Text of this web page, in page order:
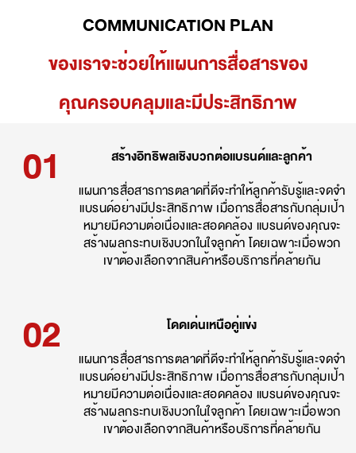
COMMUNICATION PLAN
ของเราจะช่วยให้แผนการสื่อสารของ
คุณครอบคลุมและมีประสิทธิภาพ
01
สร้างอิทธิพลเชิงบวกต่อแบรนด์และลูกค้า
แผนการสื่อสารการตลาดที่ดีจะทำให้ลูกค้ารับรู้และจดจำ
แบรนด์อย่างมีประสิทธิภาพ เมื่อการสื่อสารกับกลุ่มเป้า
หมายมีความต่อเนื่องและสอดคล้อง แบรนด์ของคุณจะ
สร้างผลกระทบเชิงบวกในใจลูกค้า โดยเฉพาะเมื่อพวก
เขาต้องเลือกจากสินค้าหรือบริการที่คล้ายกัน
โดดเด่นเหนือคู่แข่ง
แผนการสื่อสารการตลาดที่ดีจะทำให้ลูกค้ารับรู้และจดจำ
แบรนด์อย่างมีประสิทธิภาพ เมื่อการสื่อสารกับกลุ่มเป้า
หมายมีความต่อเนื่องและสอดคล้อง แบรนด์ของคุณจะ
สร้างผลกระทบเชิงบวกในใจลูกค้า โดยเฉพาะเมื่อพวก
เขาต้องเลือกจากสินค้าหรือบริการที่คล้ายกัน
02